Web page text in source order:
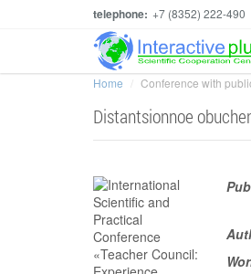
telephone: +7 (8352) 222-490
Home Conference with
Distantsionnoe